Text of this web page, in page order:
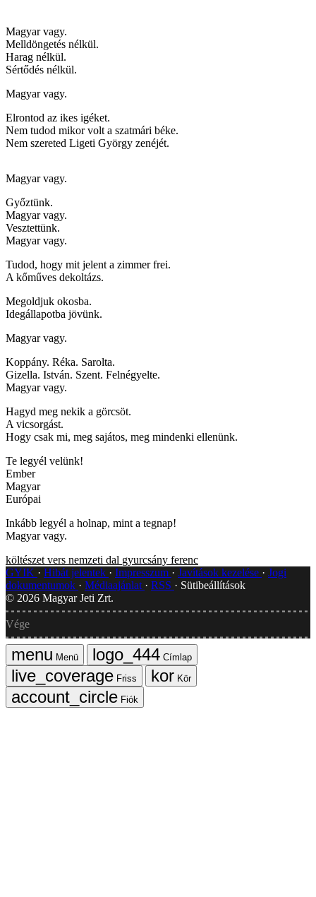
Magyar vagy.
Melldöngetés nélkül.
Harag nélkül.
Sértődés nélkül.
Magyar vagy.
Elrontod az ikes igéket.
Nem tudod mikor volt a szatmári béke.
Nem szereted Ligeti György zenéjét.
Magyar vagy.
Győztünk.
Magyar vagy.
Vesztettünk.
Magyar vagy.
Tudod, hogy mit jelent a zimmer frei.
A kőműves dekoltázs.
Megoldjuk okosba.
Idegállapotba jövünk.
Magyar vagy.
Koppány. Réka. Sarolta.
Gizella. István. Szent. Felnégyelte.
Magyar vagy.
Hagyd meg nekik a görcsöt.
A vicsorgást.
Hogy csak mi, meg sajátos, meg mindenki ellenünk.
Te legyél velünk!
Ember
Magyar
Európai
Inkább legyél a holnap, mint a tegnap!
Magyar vagy.
költészet vers nemzeti dal gyurcsány ferenc
GYIK
Hibát jelentek Impresszum Javítások kezelése
Jogi
dokumentumok
Médiaajánlat RSS
Sütibeállítások
© 2026 Magyar Jeti Zrt.
Vége
Menü
Címlap
Friss
Kör
Fiók